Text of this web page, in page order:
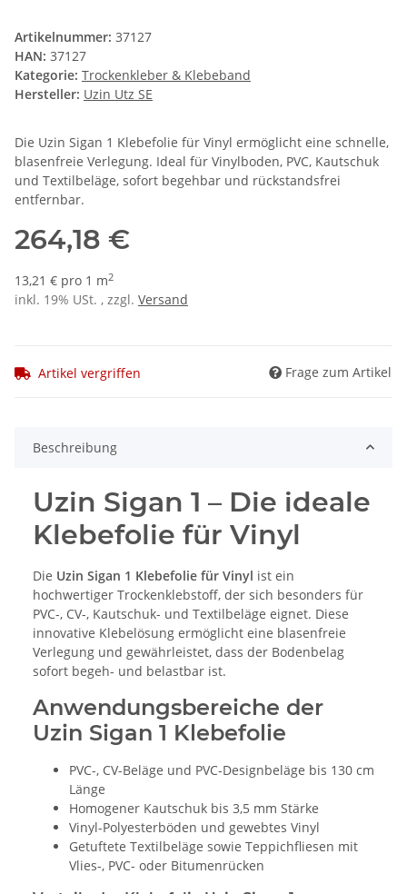
Artikelnummer: 37127
HAN: 37127
Kategorie: Trockenkleber & Klebeband
Hersteller: Uzin Utz SE
Die Uzin Sigan 1 Klebefolie für Vinyl ermöglicht eine schnelle,
blasenfreie Verlegung. Ideal für Vinylboden, PVC, Kautschuk
und Textilbeläge, sofort begehbar und rückstandsfrei
entfernbar.
264,18 €
13,21 € pro 1 m2
inkl. 19% USt. , zzgl. Versand
Artikel vergriffen Frage zum Artikel
Beschreibung
Uzin Sigan 1 – Die ideale
Klebefolie für Vinyl
Die Uzin Sigan 1 Klebefolie für Vinyl ist ein
hochwertiger Trockenklebstoff, der sich besonders für
PVC-, CV-, Kautschuk- und Textilbeläge eignet. Diese
innovative Klebelösung ermöglicht eine blasenfreie
Verlegung und gewährleistet, dass der Bodenbelag
sofort begeh- und belastbar ist.
Anwendungsbereiche der
Uzin Sigan 1 Klebefolie
PVC-, CV-Beläge und PVC-Designbeläge bis 130 cm
Länge
Homogener Kautschuk bis 3,5 mm Stärke
Vinyl-Polyesterböden und gewebtes Vinyl
Getuftete Textilbeläge sowie Teppichfliesen mit
Vlies-, PVC- oder Bitumenrücken